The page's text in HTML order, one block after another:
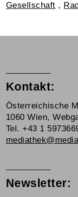
Gesellschaft ,
Kontakt:
Österreichische
1060 Wien,
Tel. +43 1
Newsletter: